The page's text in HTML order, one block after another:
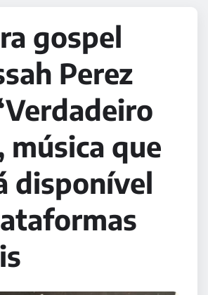
gospel
Perez
música que
disponível